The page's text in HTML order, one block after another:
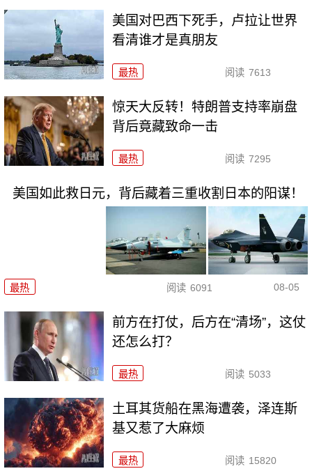
美国对巴西下死手，卢拉让世界
看清谁才是真朋友
最热 阅读 7613
惊天大反转！特朗普支持率崩盘
背后竟藏致命一击
最热 阅读 7295
美国如此救日元，背后藏着三重收割日本的阳谋！
最热 阅读 6091 08-05
前方在打仗，后方在“清场”，这仗
还怎么打？
最热 阅读 5033
土耳其货船在黑海遭袭，泽连斯
基又惹了大麻烦
最热 阅读 15820